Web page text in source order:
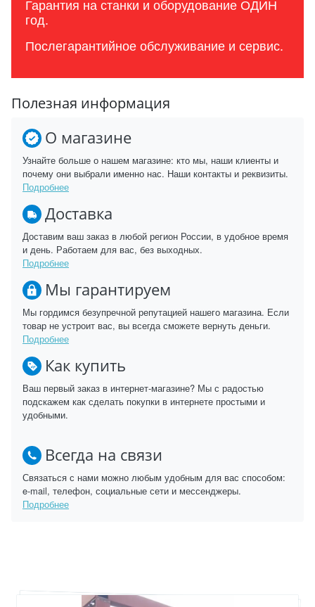
Гарантия на станки и оборудование ОДИН
год.
Послегарантийное обслуживание и сервис.
Полезная информация
О магазине
Узнайте больше о нашем магазине: кто мы, наши клиенты и
почему они выбрали именно нас. Наши контакты и реквизиты.
Подробнее
Доставка
Доставим ваш заказ в любой регион России, в удобное время
и день. Работаем для вас, без выходных.
Подробнее
Мы гарантируем
Мы гордимся безупречной репутацией нашего магазина. Если
товар не устроит вас, вы всегда сможете вернуть деньги.
Подробнее
Как купить
Ваш первый заказ в интернет-магазине? Мы с радостью
подскажем как сделать покупки в интернете простыми и
удобными.
Всегда на связи
Связаться с нами можно любым удобным для вас способом:
e-mail, телефон, социальные сети и мессенджеры.
Подробнее